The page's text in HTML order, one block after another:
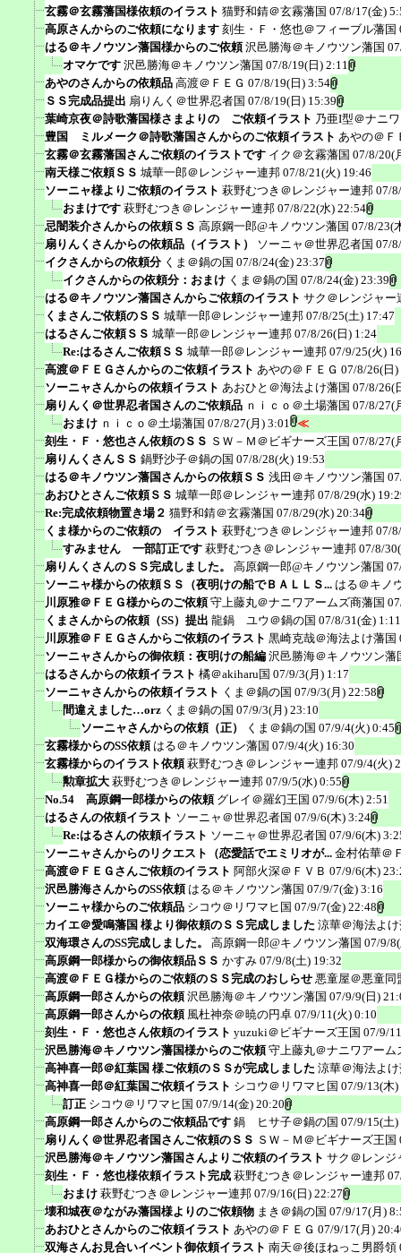
玄霧＠玄霧藩国様依頼のイラスト 猫野和錆＠玄霧藩国 07/8/17(金)
高原さんからのご依頼になります 刻生・Ｆ・悠也＠フィーブル藩国
はる＠キノウツン藩国様からのご依頼 沢邑勝海＠キノウツン藩国
オマケです 沢邑勝海＠キノウツン藩国 07/8/19(日) 2:11
あやのさんからの依頼品 高渡＠ＦＥＧ 07/8/19(日) 3:54
ＳＳ完成品提出 扇りんく＠世界忍者国 07/8/19(日) 15:39
葉崎京夜＠詩歌藩国様さまよりの ご依頼イラスト 乃亜I型＠ナニ
豊国 ミルメーク＠詩歌藩国さんからのご依頼イラスト あやの＠Ｆ
玄霧＠玄霧藩国さんご依頼のイラストです イク＠玄霧藩国 07/8/20(
南天様ご依頼ＳＳ 城華一郎＠レンジャー連邦 07/8/21(火) 19:46
ソーニャ様よりご依頼のイラスト 萩野むつき＠レンジャー連邦 07/
おまけです 萩野むつき＠レンジャー連邦 07/8/22(水) 22:54
忌闇装介さんからの依頼ＳＳ 高原鋼一郎@キノウツン藩国 07/8/23(
扇りんくさんからの依頼品（イラスト）
ソーニャ＠世界忍者国 07/
イクさんからの依頼分 くま＠鍋の国 07/8/24(金) 23:37
イクさんからの依頼分：おまけ くま＠鍋の国 07/8/24(金) 23:39
はる＠キノウツン藩国さんからご依頼のイラスト サク＠レンジャー
くまさんご依頼のＳＳ 城華一郎＠レンジャー連邦 07/8/25(土) 17:47
はるさんご依頼ＳＳ 城華一郎＠レンジャー連邦 07/8/26(日) 1:24
Re:はるさんご依頼ＳＳ 城華一郎＠レンジャー連邦 07/9/25(火)
高渡＠ＦＥＧさんからのご依頼イラスト あやの＠ＦＥＧ 07/8/26(日)
ソーニャさんからの依頼イラスト あおひと＠海法よけ藩国 07/8/26(
扇りんく＠世界忍者国さんのご依頼品 ｎｉｃｏ＠土場藩国 07/8/27(
おまけ ｎｉｃｏ＠土場藩国 07/8/27(月) 3:01
≪
刻生・Ｆ・悠也さん依頼のＳＳ ＳＷ－Ｍ＠ビギナーズ王国 07/8/27(
扇りんくさんＳＳ 鍋野沙子＠鍋の国 07/8/28(火) 19:53
はる＠キノウツン藩国さんからの依頼ＳＳ 浅田＠キノウツン藩国
あおひとさんご依頼ＳＳ 城華一郎＠レンジャー連邦 07/8/29(水)
Re:完成依頼物置き場２ 猫野和錆＠玄霧藩国 07/8/29(水) 20:34
くま様からのご依頼の イラスト 萩野むつき＠レンジャー連邦 07/
すみません 一部訂正です 萩野むつき＠レンジャー連邦 07/8/
扇りんくさんのＳＳ完成しました。
高原鋼一郎@キノウツン藩国
ソーニャ様からの依頼ＳＳ（夜明けの船でＢＡＬＬＳ... はる＠キノ
川原雅＠ＦＥＧ様からのご依頼 守上藤丸＠ナニワアームズ商藩国
くまさんからの依頼（SS）提出 龍鍋 ユウ＠鍋の国 07/8/31(金) 1:11
川原雅＠ＦＥＧさんからご依頼のイラスト 黒崎克哉＠海法よけ藩国
ソーニャさんからの御依頼：夜明けの船編 沢邑勝海＠キノウツン藩
はるさんからの依頼イラスト 橘＠akiharu国 07/9/3(月) 1:17
ソーニャさんからの依頼イラスト くま＠鍋の国 07/9/3(月) 22:58
間違えました…orz くま＠鍋の国 07/9/3(月) 23:10
ソーニャさんからの依頼（正）
くま＠鍋の国 07/9/4(火) 0:45
玄霧様からのSS依頼 はる＠キノウツン藩国 07/9/4(火) 16:30
玄霧様からのイラスト依頼 萩野むつき＠レンジャー連邦 07/9/4(火)
勲章拡大 萩野むつき＠レンジャー連邦 07/9/5(水) 0:55
No.54 高原鋼一郎様からの依頼 グレイ＠羅幻王国 07/9/6(木) 2:51
はるさんの依頼イラスト ソーニャ＠世界忍者国 07/9/6(木) 3:24
Re:はるさんの依頼イラスト ソーニャ＠世界忍者国 07/9/6(木)
ソーニャさんからのリクエスト（恋愛話でエミリオが... 金村佑華＠
高渡＠ＦＥＧさんご依頼のイラスト 阿部火深＠ＦＶＢ 07/9/6(木)
沢邑勝海さんからのSS依頼 はる＠キノウツン藩国 07/9/7(金) 3:16
ソーニャ様からのご依頼品 シコウ＠リワマヒ国 07/9/7(金) 22:48
カイエ＠愛鳴藩国 様より御依頼のＳＳ完成しました 涼華＠海法よ
双海環さんのSS完成しました。
高原鋼一郎@キノウツン藩国 07/9/
高原鋼一郎様からの御依頼品ＳＳ かすみ 07/9/8(土) 19:32
高渡＠ＦＥＧ様からのご依頼のＳＳ完成のおしらせ 悪童屋＠悪童同
高原鋼一郎さんからの依頼 沢邑勝海＠キノウツン藩国 07/9/9(日)
高原鋼一郎さんからの依頼 風杜神奈＠暁の円卓 07/9/11(火) 0:10
刻生・Ｆ・悠也さん依頼のイラスト yuzuki＠ビギナーズ王国 07/9/
沢邑勝海＠キノウツン藩国様からのご依頼 守上藤丸＠ナニワアーム
高神喜一郎＠紅葉国 様ご依頼のＳＳが完成しました 涼華＠海法よ
高神喜一郎＠紅葉国ご依頼イラスト シコウ＠リワマヒ国 07/9/13(木)
訂正 シコウ＠リワマヒ国 07/9/14(金) 20:20
高原鋼一郎さんからのご依頼品です 鍋 ヒサ子＠鍋の国 07/9/15(土)
扇りんく＠世界忍者国さんご依頼のＳＳ ＳＷ－Ｍ＠ビギナーズ王国
沢邑勝海＠キノウツン藩国さんよりご依頼のイラスト サク＠レンジ
刻生・Ｆ・悠也様依頼イラスト完成 萩野むつき＠レンジャー連邦
おまけ 萩野むつき＠レンジャー連邦 07/9/16(日) 22:27
壊和城夜＠ながみ藩国様よりのご依頼物 まき＠鍋の国 07/9/17(月)
あおひとさんからのご依頼イラスト あやの＠ＦＥＧ 07/9/17(月)
双海さんお見合いイベント御依頼イラスト 南天＠後ほねっこ男爵領